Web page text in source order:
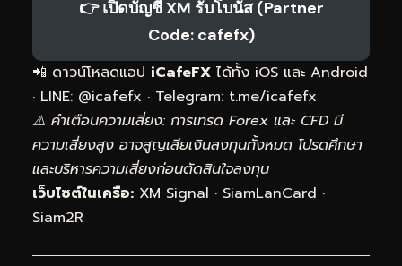
👉 เปิดบัญชี XM รับโบนัส (Partner
Code: cafefx)
📲 ดาวน์โหลดแอป iCafeFX ได้ทั้ง iOS และ Android
· LINE: @icafefx · Telegram: t.me/icafefx
⚠️ คำเตือนความเสี่ยง: การเทรด Forex และ CFD มี
ความเสี่ยงสูง อาจสูญเสียเงินลงทุนทั้งหมด โปรดศึกษา
และบริหารความเสี่ยงก่อนตัดสินใจลงทุน
เว็บไซต์ในเครือ: XM Signal · SiamLanCard ·
Siam2R